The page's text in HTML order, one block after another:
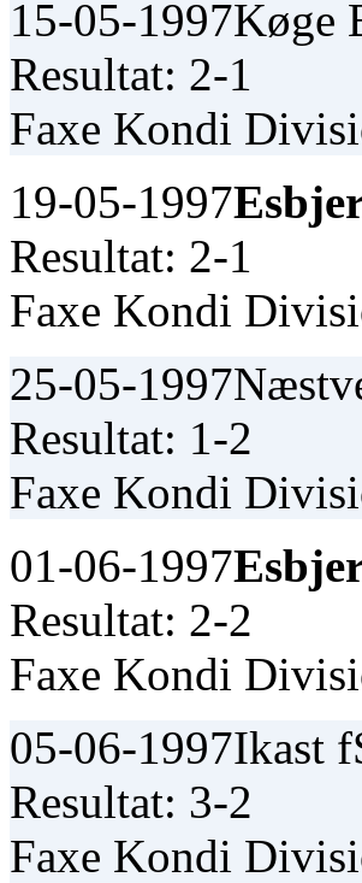
15-05-1997Køge
Resultat: 2-1
Faxe Kondi
19-05-1997
Resultat: 2-1
Faxe Kondi
25-05-1997
Resultat: 1-2
Faxe Kondi
01-06-1997
Resultat: 2-2
Faxe Kondi
05-06-1997Ikast
Resultat: 3-2
Faxe Kondi